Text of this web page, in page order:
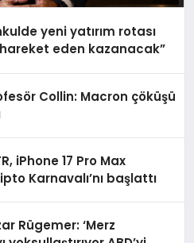
yeni yatırım rotası
hareket eden kazanacak”
Collin: Macron çöküşü
iPhone 17 Pro Max
Karnavalı’nı başlattı
‘Merz